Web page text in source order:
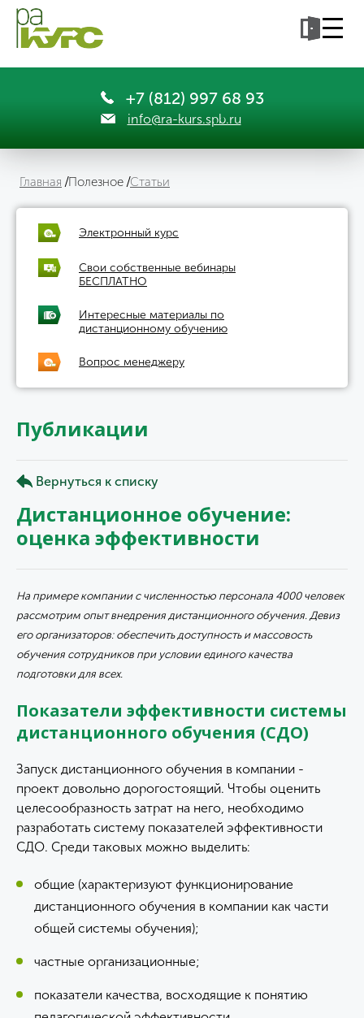
+7 (812) 997 68 93
info@ra-kurs.spb.ru
Главная Полезное Статьи
Электронный курс
Свои собственные вебинары
БЕСПЛАТНО
Интересные материалы по
дистанционному обучению
Вопрос менеджеру
Публикации
Вернуться к списку
Дистанционное обучение:
оценка эффективности
На примере компании с численностью персонала 4000 человек
рассмотрим опыт внедрения дистанционного обучения. Девиз
его организаторов: обеспечить доступность и массовость
обучения сотрудников при условии единого качества
подготовки для всех.
Показатели эффективности системы
дистанционного обучения (СДО)
Запуск дистанционного обучения в компании -
проект довольно дорогостоящий. Чтобы оценить
целесообразность затрат на него, необходимо
разработать систему показателей эффективности
СДО. Среди таковых можно выделить:
общие (характеризуют функционирование
дистанционного обучения в компании как части
общей системы обучения);
частные организационные;
показатели качества, восходящие к понятию